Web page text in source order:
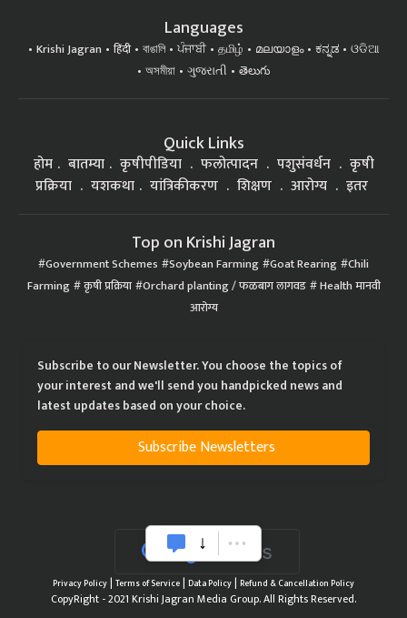
Languages
Krishi Jagran हिंदी বাঙালি ਪੰਜਾਬੀ தமிழ் മലയാളം ಕನ್ನಡ
ଓଡିଆ
অসমীয়া
ગુજરાતી తెలుగు
Quick Links
होम बातम्या कृषीपीडिया फलोत्पादन पशुसंवर्धन
कृषी
प्रक्रिया
यशकथा यांत्रिकीकरण शिक्षण आरोग्य इतर
Top on Krishi Jagran
Government Schemes Soybean Farming Goat Rearing Chili
Farming कृषी प्रक्रिया Orchard planting / फळबाग लागवड Health मानवी
आरोग्य
Subscribe to our Newsletter. You choose the topics of
your interest and we'll send you handpicked news and
latest updates based on your choice.
Subscribe Newsletters
Privacy Policy| Terms of Service| Data Policy| Refund & Cancellation Policy
CopyRight - 2021 Krishi Jagran Media Group. All Rights Reserved.